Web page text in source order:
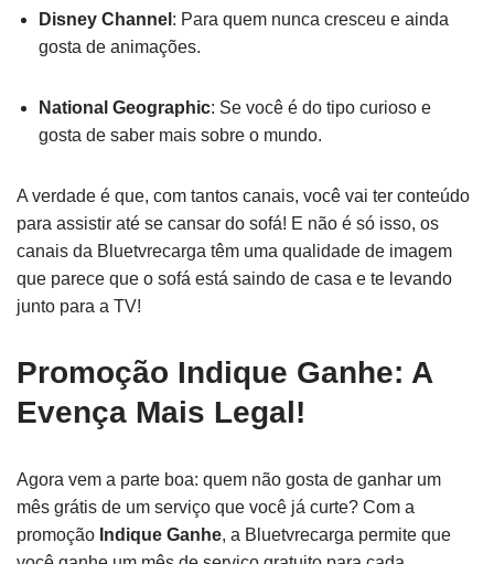
Disney Channel : Para quem nunca cresceu e ainda
gosta de animações.
National Geographic: Se você é do tipo curioso e
gosta de saber mais sobre o mundo.
A verdade é que, com tantos canais, você vai ter conteúdo
para assistir até se cansar do sofá! E não é só isso, os
canais da Bluetvrecarga têm uma qualidade de imagem
que parece que o sofá está saindo de casa e te levando
junto para a TV!
Promoção Indique Ganhe: A
Evença Mais Legal!
Agora vem a parte boa: quem não gosta de ganhar um
mês grátis de um serviço que você já curte? Com a
promoção Indique Ganhe, a Bluetvrecarga permite que